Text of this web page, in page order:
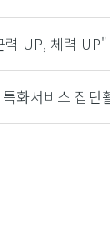
UP, 체력
화서비스 집단